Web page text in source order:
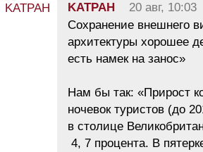
KATPAH 20 авг, 10:03
Сохранение внешнего
архитектуры хорошее
есть намек на занос»
Нам бы так: «Прирост
ночевок туристов (до
в столице
4, 7 процента. В